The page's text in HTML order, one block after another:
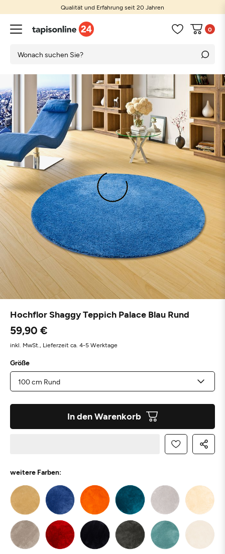
Qualität und Erfahrung seit 20 Jahren
0
Hochflor Shaggy Teppich Palace Blau Rund
59,90 €
inkl. MwSt., Lieferzeit ca. 4-5 Werktage
Größe
In den Warenkorb
weitere Farben: